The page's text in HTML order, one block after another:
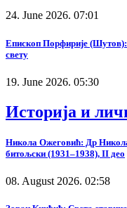
24. June 2026. 07:01
Епископ Порфирије
свету
19. June 2026. 05:30
Историја и
Никола Ожеговић: Др
битољски (1931–1938), II део
08. August 2026. 02:58